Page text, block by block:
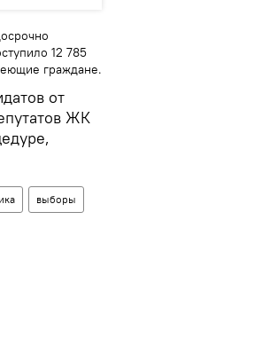
12 785
граждане.
от
ЖК
выборы